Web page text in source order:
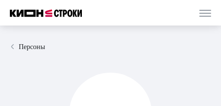
Персоны